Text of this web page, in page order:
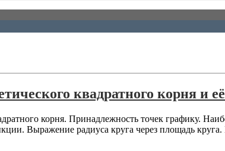
квадратного корня и
корня. Принадлежность точек графику.
Выражение радиуса круга через площадь